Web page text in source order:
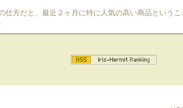
仕方だと、最近２ヶ月に特に人気の高い商品というこ